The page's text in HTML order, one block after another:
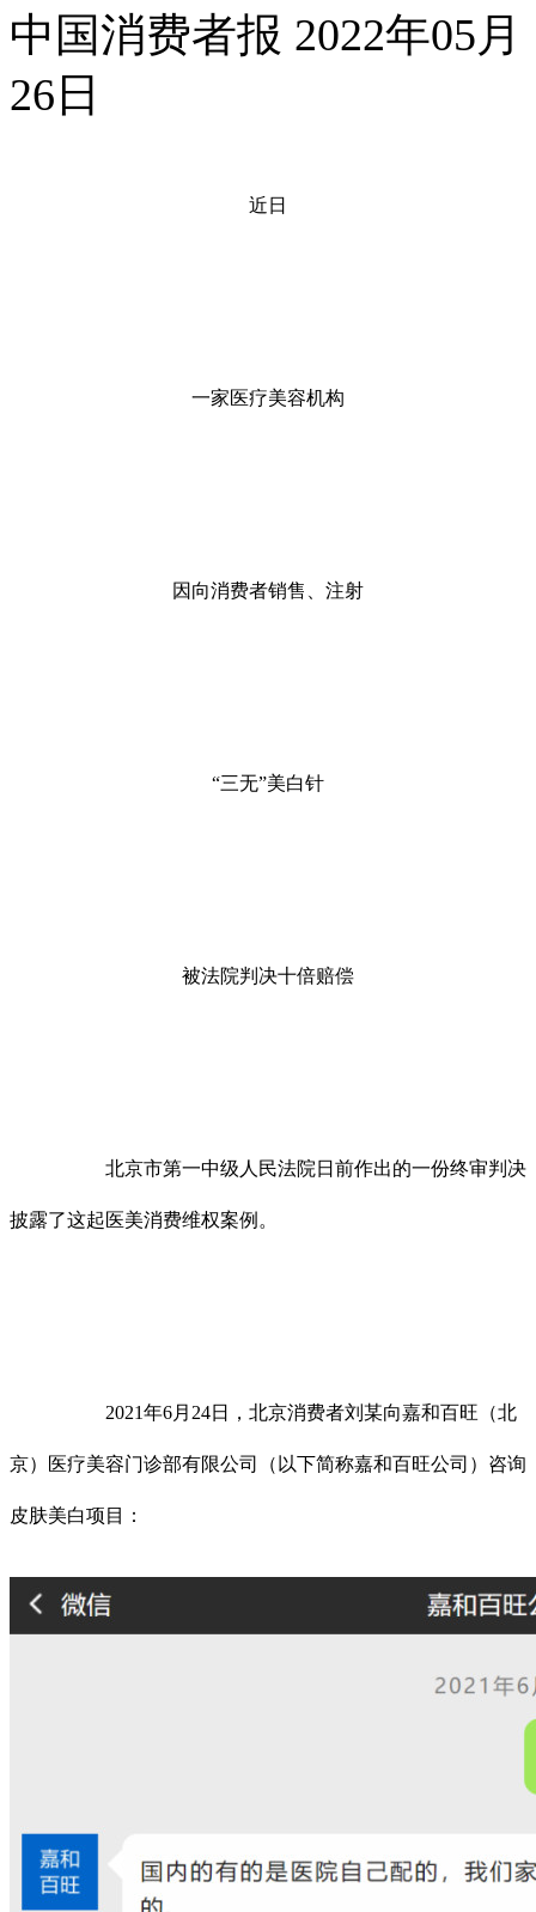
中国消费者报 2022年05月
26日
近日
一家医疗美容机构
因向消费者销售、注射
“三无”美白针
被法院判决十倍赔偿
北京市第一中级人民法院日前作出的一份终审判决
披露了这起医美消费维权案例。
2021年6月24日，北京消费者刘某向嘉和百旺（北
京）医疗美容门诊部有限公司（以下简称嘉和百旺公司）咨询
皮肤美白项目：